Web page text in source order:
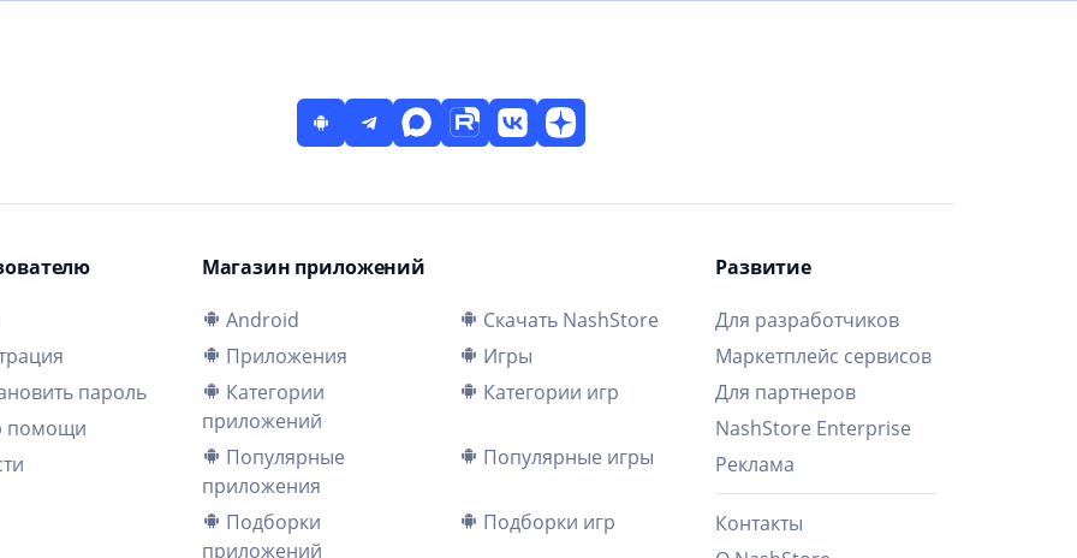
пароль
помощи
Магазин приложений
Android
Скачать NashStore
Приложения
Игры
Категории
приложений
Категории игр
Популярные
приложения
Популярные игры
Подборки
приложений
Подборки игр
Развитие
Для разработчиков
Маркетплейс сервисов
Для партнеров
NashStore Enterprise
Реклама
Контакты